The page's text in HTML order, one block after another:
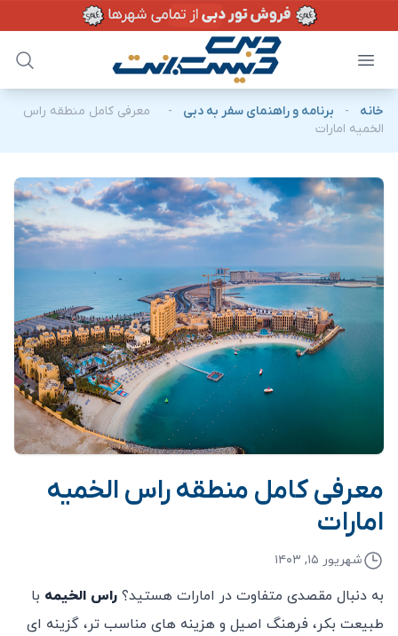
خانه - برنامه و راهنمای سفر به دبی -
معرفی کامل منطقه راس
الخمیه امارات
معرفی کامل منطقه راس الخمیه
امارات
شهریور ۱۵, ۱۴۰۳
به دنبال مقصدی متفاوت در امارات هستید؟ راس الخیمه با
طبیعت بکر، فرهنگ اصیل و هزینه ‌های مناسب ‌تر، گزینه ‌ای